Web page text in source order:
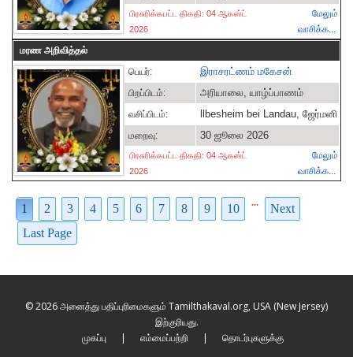
பிரசுரிக்கபட்ட திகதி: 04 ஆகஸ்ட்
2026
மேலும்
வாசிக்க...
மரண அறிவித்தல்
பெயர்:
இராசரட்ணம் மகேசன்
பிறப்பிடம்: அரியாலை, யாழ்ப்பாணம்
வசிப்பிடம்: llbesheim bei Landau, ஜேர்மனி
மறைவு: 30 ஜூலை 2026
பிரசுரிக்கபட்ட திகதி: 04 ஆகஸ்ட்
2026
மேலும்
வாசிக்க...
1 2 3 4 5 6 7 8 9 10 ...
Next
Last Page
© 2026 அனைத்து பதிப்புரிமைகளும் Tamilthakaval.org, USA (New Jersey)
இற்குரியது.
முகப்பு
| எம்மைப்பற்றி | தொடர்புகளுக்கு